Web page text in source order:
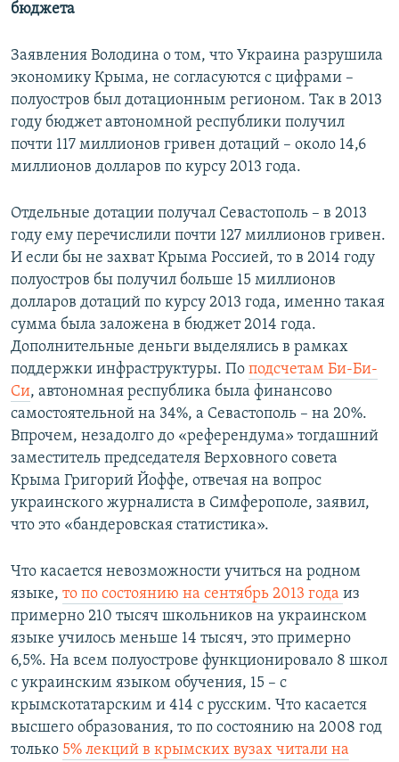
бюджета
Заявления Володина о том, что Украина разрушила
экономику Крыма, не согласуются с цифрами –
полуостров был дотационным регионом. Так в 2013
году бюджет автономной республики получил
почти 117 миллионов гривен дотаций – около 14,6
миллионов долларов по курсу 2013 года.
Отдельные дотации получал Севастополь – в 2013
году ему перечислили почти 127 миллионов гривен.
И если бы не захват Крыма Россией, то в 2014 году
полуостров бы получил больше 15 миллионов
долларов дотаций по курсу 2013 года, именно такая
сумма была заложена в бюджет 2014 года.
Дополнительные деньги выделялись в рамках
поддержки инфраструктуры. По подсчетам Би-Би-
Си, автономная республика была финансово
самостоятельной на 34%, а Севастополь – на 20%.
Впрочем, незадолго до «референдума» тогдашний
заместитель председателя Верховного совета
Крыма Григорий Йоффе, отвечая на вопрос
украинского журналиста в Симферополе, заявил,
что это «бандеровская статистика».
Что касается невозможности учиться на родном
языке, то по состоянию на сентябрь 2013 года из
примерно 210 тысяч школьников на украинском
языке училось меньше 14 тысяч, это примерно
6,5%. На всем полуострове функционировало 8 школ
с украинским языком обучения, 15 – с
крымскотатарским и 414 с русским. Что касается
высшего образования, то по состоянию на 2008 год
только 5% лекций в крымских вузах читали на